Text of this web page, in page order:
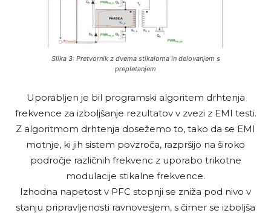
Slika 3: Pretvornik z dvema stikaloma in delovanjem s
prepletanjem
Uporabljen je bil programski algoritem drhtenja
frekvence za izboljšanje rezultatov v zvezi z EMI testi.
Z algoritmom drhtenja dosežemo to, tako da se EMI
motnje, ki jih sistem povzroča, razpršijo na široko
področje različnih frekvenc z uporabo trikotne
modulacije stikalne frekvence.
Izhodna napetost v PFC stopnji se zniža pod nivo v
stanju pripravljenosti ravnovesjem, s čimer se izboljša